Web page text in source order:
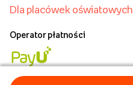
Dla placówek oświatowych
Operator płatności